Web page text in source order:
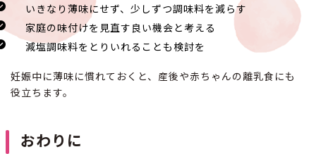
いきなり薄味にせず、少しずつ調味料を減らす
家庭の味付けを見直す良い機会と考える
減塩調味料をとりいれることも検討を
妊娠中に薄味に慣れておくと、産後や赤ちゃんの離乳食にも
役立ちます。
おわりに